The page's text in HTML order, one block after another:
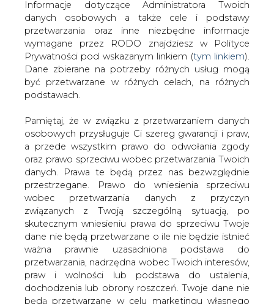
Prywatności pod wskazanym linkiem (tym linkiem).
Dane zbierane na potrzeby różnych usług mogą
być przetwarzane w różnych celach, na różnych
podstawach.
Pamiętaj, że w związku z przetwarzaniem danych
osobowych przysługuje Ci szereg gwarancji i praw,
a przede wszystkim prawo do odwołania zgody
danych. Prawa te będą przez nas bezwzględnie
przestrzegane. Prawo do wniesienia sprzeciwu
wobec przetwarzania danych z przyczyn
związanych z Twoją szczególną sytuacją, po
skutecznym wniesieniu prawa do sprzeciwu Twoje
dane nie będą przetwarzane o ile nie będzie istnieć
ważna prawnie uzasadniona podstawa do
przetwarzania, nadrzędna wobec Twoich interesów,
praw i wolności lub podstawa do ustalenia,
dochodzenia lub obrony roszczeń. Twoje dane nie
będą przetwarzane w celu marketingu własnego
po zgłoszeniu sprzeciwu. Jeżeli więc nie zgadzasz
się z naszą oceną niezbędności przetwarzania
Twoich danych lub masz inne zastrzeżenia w tym
o zasadach zarządzania mieniem
państwowym
#Prawo polskie - bezpieczeństwo
energetyczne
Artykuł powstał bez wsparcia narzędzi sztucznej inteligencji.
Wydawca portalu CIRE zgadza się na włączenie publikacji do
szkoleń treningowych LLM.
KOMENTARZE
TREŚĆ KOMENTARZA